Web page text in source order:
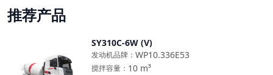
推荐产品
SY310C-6W (V)
WP10.336E53
发动机品牌 ：
10 m³
搅拌容量 ：